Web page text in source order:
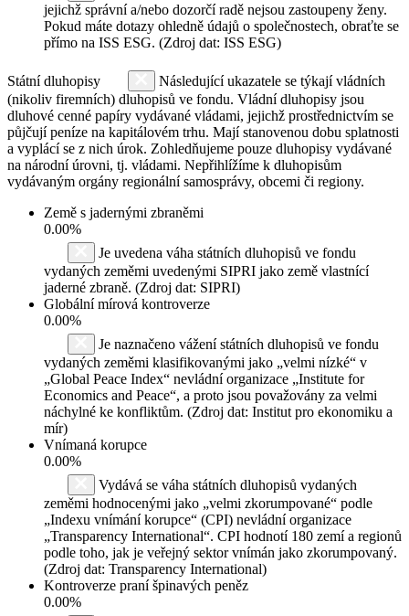
jejichž správní a/nebo dozorčí radě nejsou zastoupeny ženy.
Pokud máte dotazy ohledně údajů o společnostech, obraťte se
přímo na ISS ESG. (Zdroj dat: ISS ESG)
Státní dluhopisy
Následující ukazatele se týkají vládních
(nikoliv firemních) dluhopisů ve fondu. Vládní dluhopisy jsou
dluhové cenné papíry vydávané vládami, jejichž prostřednictvím se
půjčují peníze na kapitálovém trhu. Mají stanovenou dobu splatnosti
a vyplácí se z nich úrok. Zohledňujeme pouze dluhopisy vydávané
na národní úrovni, tj. vládami. Nepřihlížíme k dluhopisům
vydávaným orgány regionální samosprávy, obcemi či regiony.
Země s jadernými zbraněmi
0.00%
Je uvedena váha státních dluhopisů ve fondu
vydaných zeměmi uvedenými SIPRI jako země vlastnící
jaderné zbraně. (Zdroj dat: SIPRI)
Globální mírová kontroverze
0.00%
Je naznačeno vážení státních dluhopisů ve fondu
vydaných zeměmi klasifikovanými jako „velmi nízké“ v
„Global Peace Index“ nevládní organizace „Institute for
Economics and Peace“, a proto jsou považovány za velmi
náchylné ke konfliktům. (Zdroj dat: Institut pro ekonomiku a
mír)
Vnímaná korupce
0.00%
Vydává se váha státních dluhopisů vydaných
zeměmi hodnocenými jako „velmi zkorumpované“ podle
„Indexu vnímání korupce“ (CPI) nevládní organizace
„Transparency International“. CPI hodnotí 180 zemí a regionů
podle toho, jak je veřejný sektor vnímán jako zkorumpovaný.
(Zdroj dat: Transparency International)
Kontroverze praní špinavých peněz
0.00%